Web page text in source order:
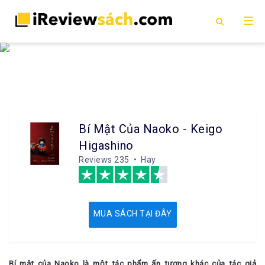
Bí Mật Của Naoko - Keigo
Higashino
Reviews 235 • Hay
MUA SÁCH TẠI ĐÂY